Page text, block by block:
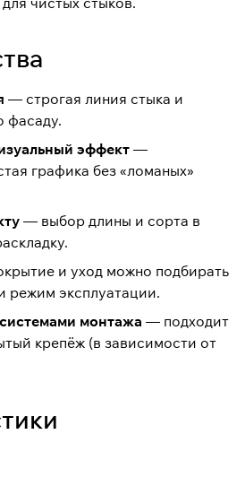
— строгая линия стыка и
фасаду.
эффект —
графика без «ломаных»
— выбор длины и сорта в
и уход можно подбирать
режим эксплуатации.
монтажа — подходит
крепёж (в зависимости от